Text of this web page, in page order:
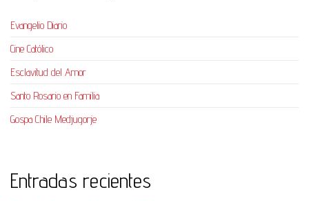
Evangelio Diario
Cine Católico
Esclavitud del Amor
Santo Rosario en Familia
Gospa Chile Medjugorje
Entradas recientes